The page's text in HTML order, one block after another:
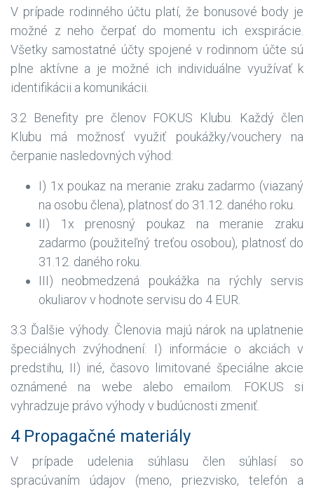
V prípade rodinného účtu platí, že bonusové body je
možné z neho čerpať do momentu ich exspirácie.
Všetky samostatné účty spojené v rodinnom účte sú
plne aktívne a je možné ich individuálne využívať k
identifikácii a komunikácii.
3.2 Benefity pre členov FOKUS Klubu. Každý člen
Klubu má možnosť využiť poukážky/vouchery na
čerpanie nasledovných výhod:
I) 1x poukaz na meranie zraku zadarmo (viazaný
na osobu člena), platnosť do 31.12. daného roku.
II) 1x prenosný poukaz na meranie zraku
zadarmo (použiteľný treťou osobou), platnosť do
31.12. daného roku.
III) neobmedzená poukážka na rýchly servis
okuliarov v hodnote servisu do 4 EUR.
3.3 Ďalšie výhody. Členovia majú nárok na uplatnenie
špeciálnych zvýhodnení: I) informácie o akciách v
predstihu, II) iné, časovo limitované špeciálne akcie
oznámené na webe alebo emailom. FOKUS si
vyhradzuje právo výhody v budúcnosti zmeniť.
4 Propagačné materiály
V prípade udelenia súhlasu člen súhlasí so
spracúvaním údajov (meno, priezvisko, telefón a